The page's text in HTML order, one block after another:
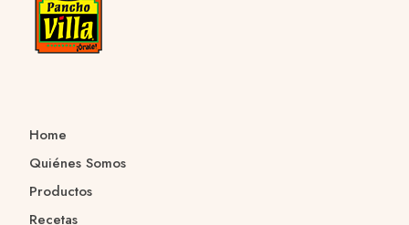
Home
Quiénes Somos
Productos
Recetas